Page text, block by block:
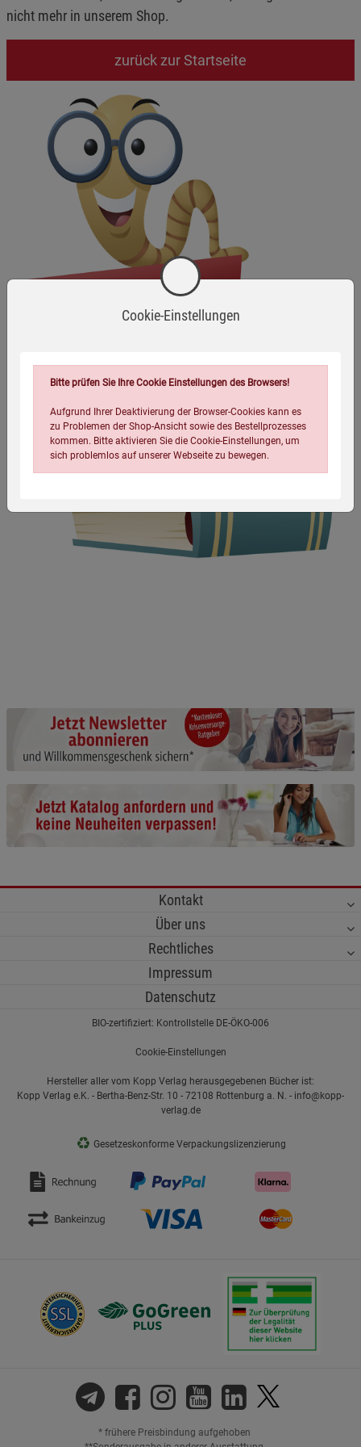
nicht mehr in unserem Shop.
zurück zur Startseite
Kontakt
Über uns
Rechtliches
Impressum
Datenschutz
BIO-zertifiziert: Kontrollstelle DE-ÖKO-006
Cookie-Einstellungen
Hersteller aller vom Kopp Verlag herausgegebenen Bücher ist:
Kopp Verlag e.K. - Bertha-Benz-Str. 10 - 72108 Rottenburg a. N. - info@kopp-
verlag.de
♻ Gesetzeskonforme Verpackungslizenzierung
* frühere Preisbindung aufgehoben
Cookie-Einstellungen
Bitte prüfen Sie Ihre Cookie Einstellungen des Browsers!
Aufgrund Ihrer Deaktivierung der Browser-Cookies kann es
zu Problemen der Shop-Ansicht sowie des Bestellprozesses
kommen. Bitte aktivieren Sie die Cookie-Einstellungen, um
sich problemlos auf unserer Webseite zu bewegen.
Beschreibung Notwendige Cookies
Cookie-Informationenanzeigen
Funktionale Cookies (1) Funktionale
Beschreibung Funktionale Cookies
Statistik Cookies (2) Statistik Cookies
Beschreibung Statistik Cookies
Cookie-Informationen
Marketing Cookies (3)
Datenschutzerklärung Impressum